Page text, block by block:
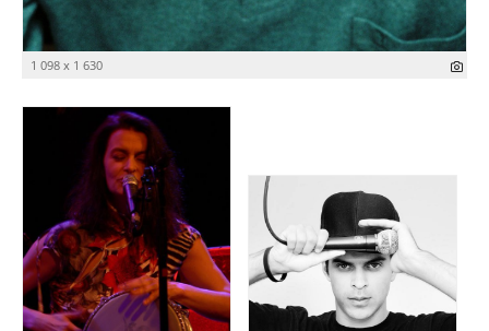
1 098 x 1 630